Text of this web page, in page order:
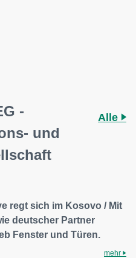
-
und
Alle
regt sich im Kosovo / Mit
deutscher Partner
Fenster und Türen.
mehr